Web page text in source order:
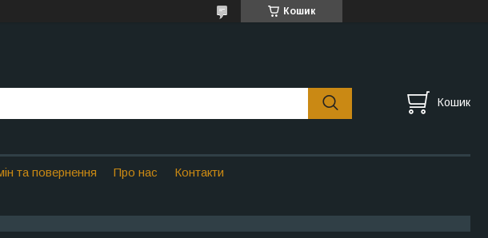
Кошик
Кошик
та повернення Про нас Контакти